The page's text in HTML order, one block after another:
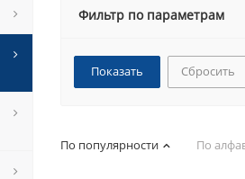
Фильтр по параметрам
Сбросить
По популярности По